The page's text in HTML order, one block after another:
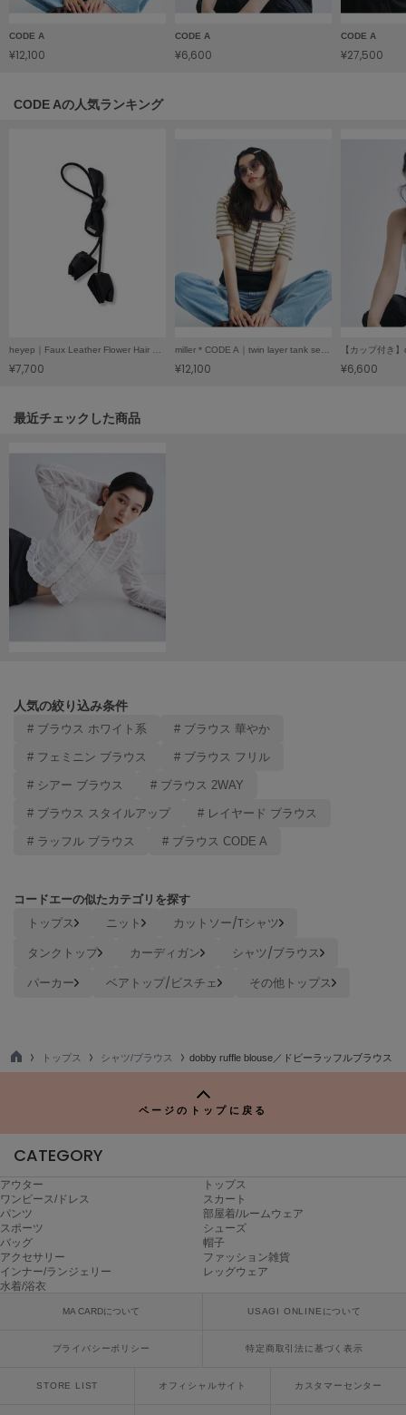
メイドオブオーガニクス
MICHU COQUETTE
ミチュ コケット
MIESROHE
ミーエスミーム
ミラオーウェン
モワージュ
NOWNS
ナウンス
null.
Onitsuka Tiger
ORGUE
ORR
オル
PATRICK
パトリック
フィリーチョコレート
PUMA
Reebok
SALOMON
サロモン
sanrio house
SESAME STREET MARKET
セサミストリートマーケット
CODE A
¥12,100
CODE A
¥6,600
CODE A
¥27,500
CODE Aの人気ランキング
heyep｜Faux Leather Flower Hair Tie／ヘイップ｜フェイクレザーフラワーヘアゴム
¥7,700
miller＊CODE A｜twin layer tank set／ミラー＊コードエー｜ツインレイヤータンクセット
¥12,100 ¥6,600
関連記事
最近チェックした商品
人気の絞り込み条件
# ブラウス ホワイト系 # ブラウス 華やか
# フェミニン ブラウス # ブラウス フリル
# シアー ブラウス # ブラウス 2WAY
# ブラウス スタイルアップ # レイヤード ブラウス
# ラッフル ブラウス # ブラウス CODE A
コードエーの似たカテゴリを探す
トップス ニット
カットソー/Tシャツ
タンクトップ
カーディガン
シャツ/ブラウス
パーカー
ベアトップ/ビスチェ その他トップス
TO
トップス シャツ/ブラウス dobby ruffle blouse／ドビーラッフルブラウス
ページのトップに戻る
CATEGORY
アウター
トップス
ワンピース/ドレス
スカート
パンツ
部屋着/ルームウェア
スポーツ
シューズ
バッグ
帽子
アクセサリー
ファッション雑貨
インナー/ランジェリー
レッグウェア
水着/浴衣
MA CARDについて USAGI ONLINEについて
プライバシーポリシー 特定商取引法に基づく表示
STORE LIST オフィシャルサイト カスタマーセンター